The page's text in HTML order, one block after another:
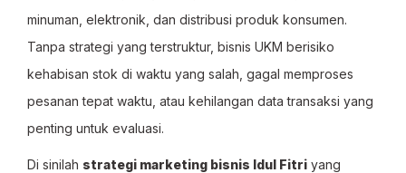
minuman, elektronik, dan distribusi produk konsumen.
Tanpa strategi yang terstruktur, bisnis UKM berisiko
kehabisan stok di waktu yang salah, gagal memproses
pesanan tepat waktu, atau kehilangan data transaksi yang
penting untuk evaluasi.
Di sinilah strategi marketing bisnis Idul Fitri yang